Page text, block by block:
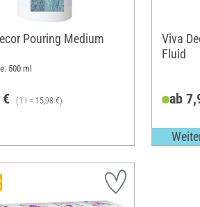
Pouring Medium
500 ml
€ (1 l = 15,98 €)
Viva
Fluid
ab